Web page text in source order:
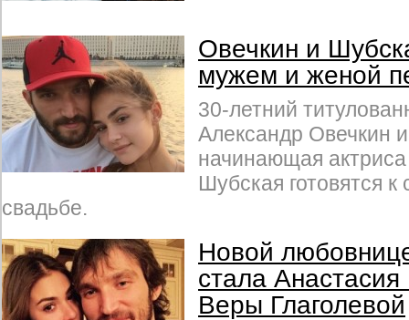
Овечкин и
мужем и женой
30-летний
Александр Овечкин
начинающая
Шубская готовятся к
свадьбе.
Новой
стала
Веры Глаголевой